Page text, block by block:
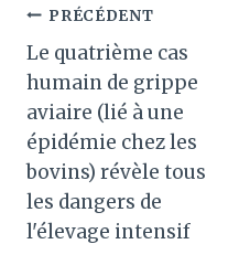
Navigation
de
l’article
PRÉCÉDENT
Le quatrième cas
humain de grippe
aviaire (lié à une
épidémie chez les
bovins) révèle tous
les dangers de
l'élevage intensif